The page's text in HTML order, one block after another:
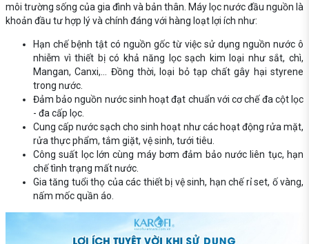
môi trường sống của gia đình và bản thân. Máy lọc nước đầu nguồn là
khoản đầu tư hợp lý và chính đáng với hàng loạt lợi ích như:
Hạn chế bệnh tật có nguồn gốc từ việc sử dụng nguồn nước ô
nhiễm vì thiết bị có khả năng lọc sạch kim loại như sắt, chì,
Mangan, Canxi,... Đồng thời, loại bỏ tạp chất gây hại styrene
trong nước.
Đảm bảo nguồn nước sinh hoạt đạt chuẩn với cơ chế đa cột lọc
- đa cấp lọc.
Cung cấp nước sạch cho sinh hoạt như các hoạt động rửa mặt,
rửa thực phẩm, tắm giặt, vệ sinh, tưới tiêu.
Công suất lọc lớn cùng máy bơm đảm bảo nước liên tục, hạn
chế tình trạng mất nước.
Gia tăng tuổi thọ của các thiết bị vệ sinh, hạn chế rỉ set, ố vàng,
nấm mốc quần áo.